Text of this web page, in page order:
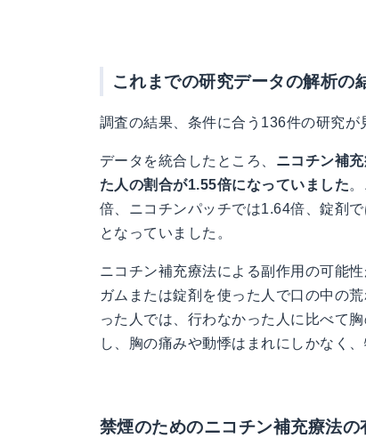
これまでの研究データの解析の
調査の結果、条件に合う136件の研究が
データを統合したところ、 ニコチン補
た人の割合が1.55倍になっていました
倍、ニコチンパッチでは1.64倍、錠剤
となっていました。
ニコチン補充療法による副作用の可能
ガムまたは錠剤を使った人で口の中の
った人では、行わなかった人に比べて
し、胸の痛みや動悸はまれにしかなく
禁煙のためのニコチン補充療法の